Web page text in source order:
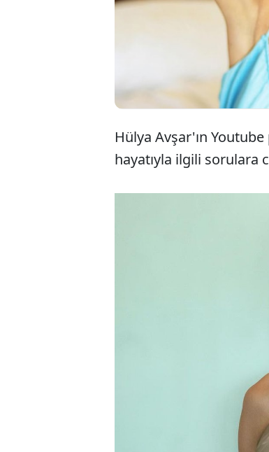
Hülya Avşar'ın
hayatıyla ilgili sorulara